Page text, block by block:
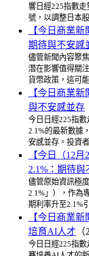
響日經225指數
號，以調整日本
【今日商業
期待與不安感
儘管新聞內容聚
潛在影響值得關
貨幣政策，這可
【今日商業
與不安感並存
今日日經225指
2.1%的最新數據
安感並存。投資
【今日（12
2.1%：期待
儘管原始資訊極
2.1%」），作為
期利率升至2.1%
【今日商業
培育AI人才
今日日經225指